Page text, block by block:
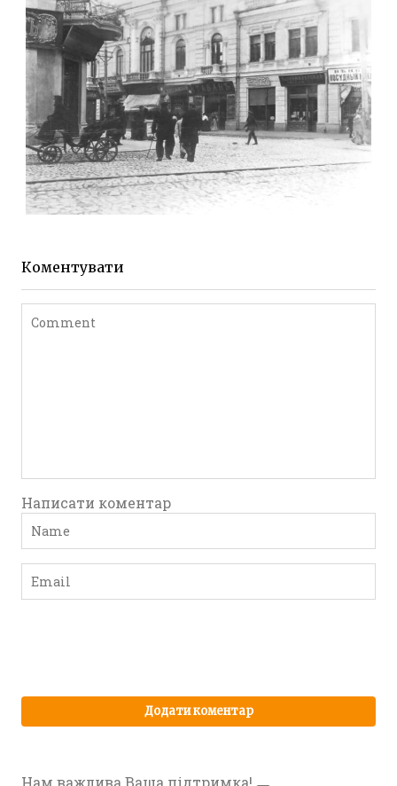
до 1917 року
Leave a comment
ЖИТОМИР МИХАЙЛІВСЬКА 1903 РОКУ
Коментувати
Написати коментар
Нам важлива Ваша підтримка!